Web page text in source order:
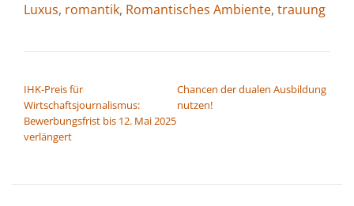
Luxus, romantik, Romantisches Ambiente, trauung
IHK-Preis für
Wirtschaftsjournalismus:
Bewerbungsfrist bis 12. Mai 2025
verlängert
Chancen der dualen Ausbildung
nutzen!